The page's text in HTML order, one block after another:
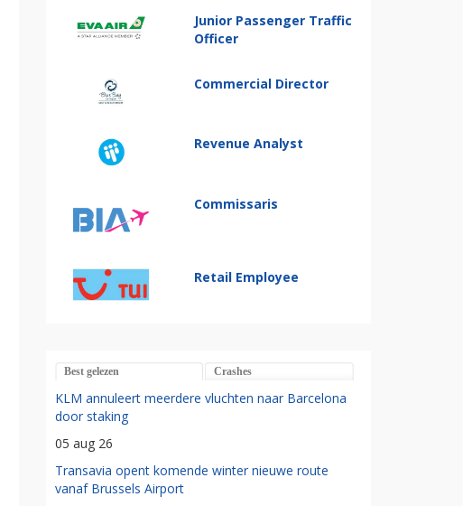
Junior Passenger Traffic
Officer
Commercial Director
Revenue Analyst
Commissaris
Retail Employee
Best gelezen Crashes
KLM annuleert meerdere vluchten naar Barcelona
door staking
05 aug 26
Transavia opent komende winter nieuwe route
vanaf Brussels Airport